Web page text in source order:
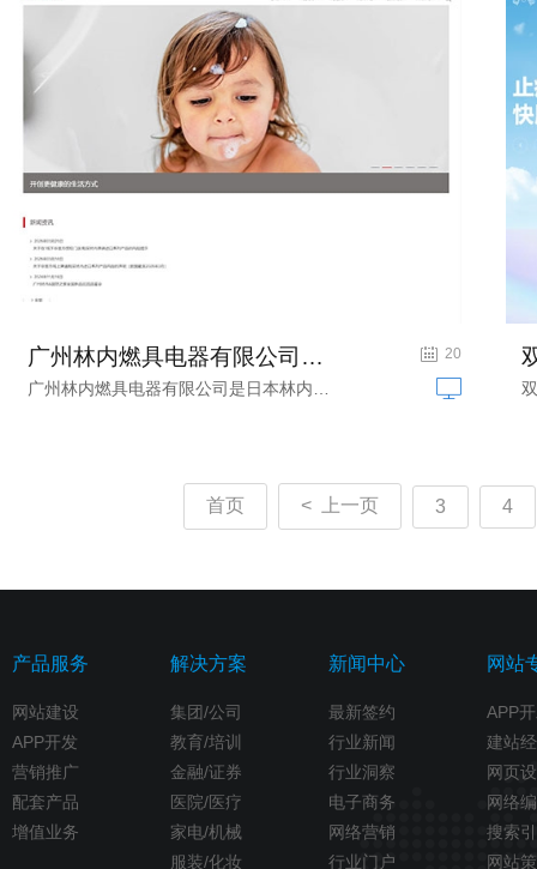
高端热能器具|智能厨卫家电网站建设
广州林内燃具电器有限公司官网定制项目... 20
首页 < 上一页 3 4
产品服务
网站建设
APP开发
营销推广
配套产品
增值业务
解决方案
集团/公司
教育/培训
金融/证券
医院/医疗
家电/机械
服装/化妆
新闻中心
最新签约
行业新闻
行业洞察
电子商务
网络营销
行业门户
网站
APP
建站
网页
网络
搜索
网站